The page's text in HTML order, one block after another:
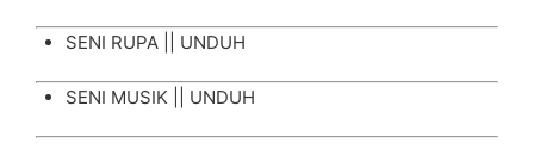
SENI RUPA || UNDUH
SENI MUSIK || UNDUH